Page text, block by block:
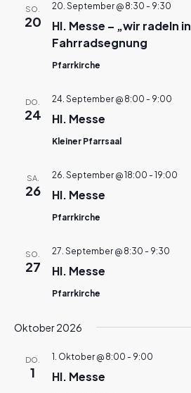
SO.
20
Hl. Messe – „wir radeln
Fahrradsegnung
20. September @ 8:30 - 9:30
Pfarrkirche
DO.
24 Hl. Messe
24. September @ 8:00 - 9:00
Kleiner Pfarrsaal
SA.
26 Hl. Messe
26. September @ 18:00 - 19:00
Pfarrkirche
SO.
27 Hl. Messe
27. September @ 8:30 - 9:30
Pfarrkirche
Oktober 2026
DO.
1 Hl. Messe
1. Oktober @ 8:00 - 9:00